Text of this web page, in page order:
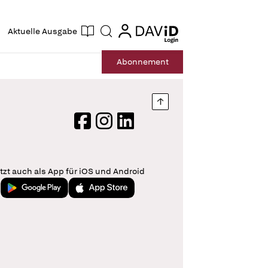
Aktuelle Ausgabe Suche login
login
Abonnement
Nach oben springen
FacebookInstagram
LinkedIn
auch als App für iOS und Android
Jetzt bei Google PlayLaden im App Store